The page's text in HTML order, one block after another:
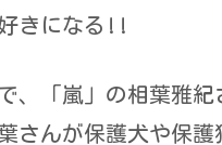
きになる!!
、「嵐」の相葉雅
さんが保護犬や保